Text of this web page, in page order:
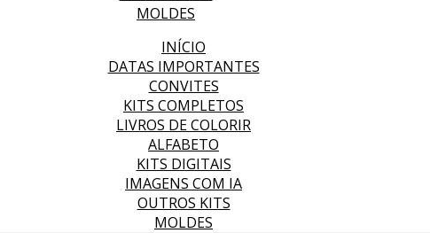
MOLDES
INÍCIO
DATAS IMPORTANTES
CONVITES
KITS COMPLETOS
LIVROS DE COLORIR
ALFABETO
KITS DIGITAIS
IMAGENS COM IA
OUTROS KITS
MOLDES